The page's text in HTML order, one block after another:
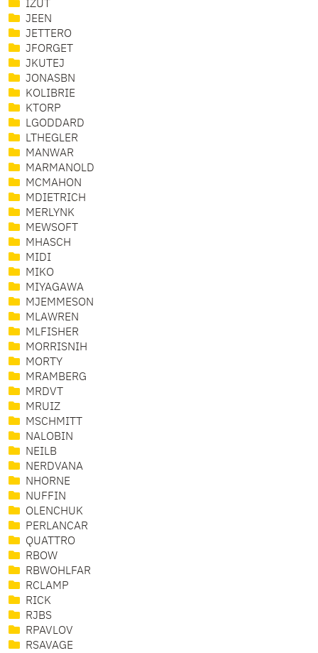
IZUT
JEEN
JETTERO
JFORGET
JKUTEJ
JONASBN
KOLIBRIE
KTORP
LGODDARD
LTHEGLER
MANWAR
MARMANOLD
MCMAHON
MDIETRICH
MERLYNK
MEWSOFT
MHASCH
MIDI
MIKO
MIYAGAWA
MJEMMESON
MLAWREN
MLFISHER
MORRISNIH
MORTY
MRAMBERG
MRDVT
MRUIZ
MSCHMITT
NALOBIN
NEILB
NERDVANA
NHORNE
NUFFIN
OLENCHUK
PERLANCAR
QUATTRO
RBOW
RBWOHLFAR
RCLAMP
RICK
RJBS
RPAVLOV
RSAVAGE